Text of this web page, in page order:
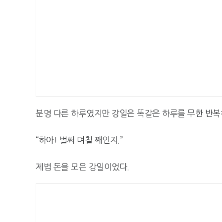
분명 다른 하루였지만 강일은 똑같은 하루를 무한 반복
“하아! 벌써 며칠 째인지.”
제법 돈을 모은 강일이었다.